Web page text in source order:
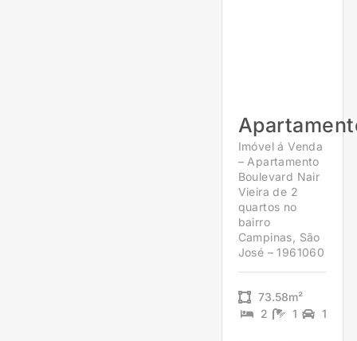
Imóvel á Venda
– Apartamento
Boulevard Nair
Vieira de 2
quartos no
bairro
Campinas, São
José – 1961060
73.58m²
2
1 1